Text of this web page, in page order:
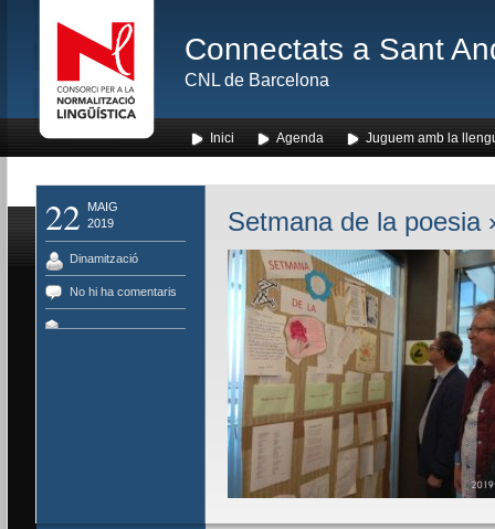
Connectats a Sant
CNL de Barcelona
Inici Agenda Juguem amb la
22
MAIG
2019
Dinamització
No hi ha comentaris
Setmana de la poesia